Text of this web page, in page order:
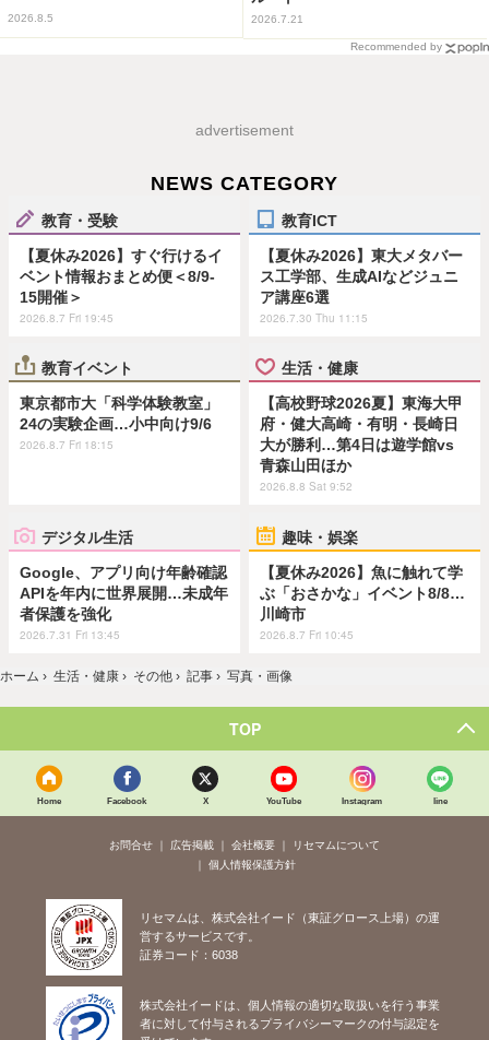
2026.8.5 2026.7.21
Recommended by
advertisement
NEWS CATEGORY
教育・受験
【夏休み2026】すぐ行けるイ
ベント情報おまとめ便＜8/9-
15開催＞
2026.8.7 Fri 19:45
教育ICT
【夏休み2026】東大メタバー
ス工学部、生成AIなどジュニ
ア講座6選
2026.7.30 Thu 11:15
教育イベント
東京都市大「科学体験教室」
24の実験企画…小中向け9/6
2026.8.7 Fri 18:15
生活・健康
【高校野球2026夏】東海大甲
府・健大高崎・有明・長崎日
大が勝利…第4日は遊学館vs
青森山田ほか
2026.8.8 Sat 9:52
デジタル生活
Google、アプリ向け年齢確認
APIを年内に世界展開…未成年
者保護を強化
2026.7.31 Fri 13:45
趣味・娯楽
【夏休み2026】魚に触れて学
ぶ「おさかな」イベント8/8…
川崎市
2026.8.7 Fri 10:45
ホーム › 生活・健康 › その他 › 記事 › 写真・画像
TOP
Home Facebook X YouTube Instagram line
お問合せ 広告掲載 会社概要
リセマムについて
個人情報保護方針
リセマムは、株式会社イード（東証グロース上場）の運
営するサービスです。
証券コード：6038
株式会社イードは、個人情報の適切な取扱いを行う事業
者に対して付与されるプライバシーマークの付与認定を